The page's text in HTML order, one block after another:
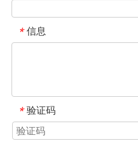
食品薄膜挤出用小型精密模具
* 信息
* 验证码